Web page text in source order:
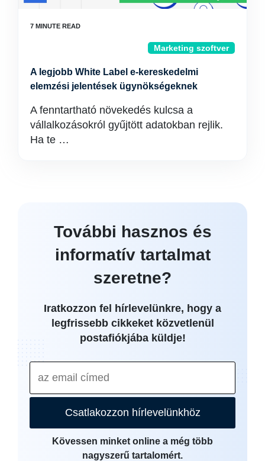
Marketing szoftver
A legjobb White Label e-kereskedelmi
elemzési jelentések ügynökségeknek
A fenntartható növekedés kulcsa a
vállalkozásokról gyűjtött adatokban rejlik.
Ha te …
További hasznos és
informatív tartalmat
szeretne?
Iratkozzon fel hírlevelünkre, hogy a
legfrissebb cikkeket közvetlenül
postafiókjába küldje!
Csatlakozzon hírlevelünkhöz
Kövessen minket online a még több
nagyszerű tartalomért.